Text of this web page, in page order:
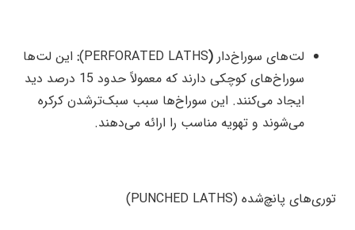
لت‌های سوراخ‌دار (
PERFORATED LATHS)
: این لت‌ها
سوراخ‌های کوچکی دارند که معمولاً حدود 15 درصد دید
ایجاد می‌کنند. این سوراخ‌ها سبب سبک‌تر‌شدن کرکره
می‌شوند و تهویه مناسب را ارائه می‌دهند.
توری‌های پانچ‌شده (PUNCHED LATHS)